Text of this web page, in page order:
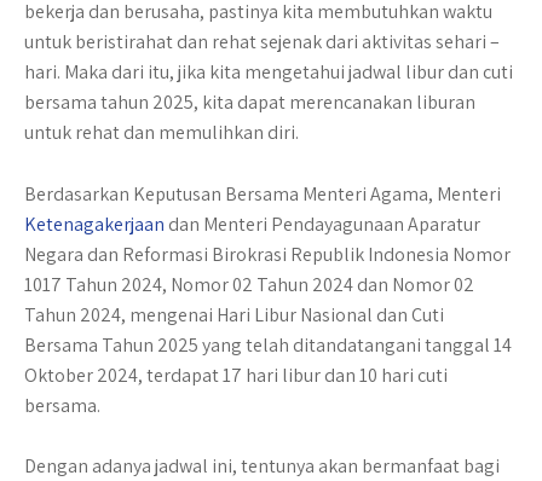
bekerja dan berusaha, pastinya kita membutuhkan waktu
untuk beristirahat dan rehat sejenak dari aktivitas sehari –
hari. Maka dari itu, jika kita mengetahui jadwal libur dan cuti
bersama tahun 2025, kita dapat merencanakan liburan
untuk rehat dan memulihkan diri.
Berdasarkan Keputusan Bersama Menteri Agama, Menteri
Ketenagakerjaan dan Menteri Pendayagunaan Aparatur
Negara dan Reformasi Birokrasi Republik Indonesia Nomor
1017 Tahun 2024, Nomor 02 Tahun 2024 dan Nomor 02
Tahun 2024, mengenai Hari Libur Nasional dan Cuti
Bersama Tahun 2025 yang telah ditandatangani tanggal 14
Oktober 2024, terdapat 17 hari libur dan 10 hari cuti
bersama.
Dengan adanya jadwal ini, tentunya akan bermanfaat bagi